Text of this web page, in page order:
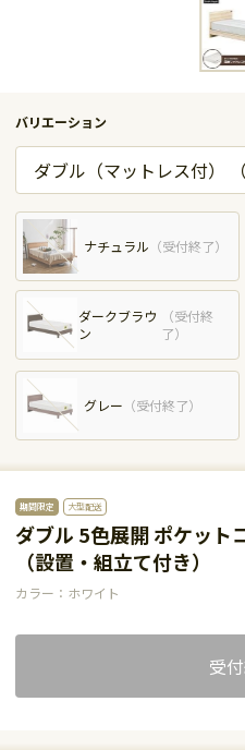
バリエーション
ナチュラル （受付終了）
ダークブラウ
ン
（受付終
了）
グレー （受付終了）
期間限定 大型配送
ダブル 5色展開 ポケット
（設置・組立て付き）
カラー：ホワイト
受